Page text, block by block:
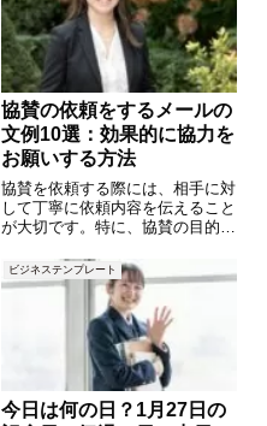
とができます。本記事では、お礼
の文例を10個ご紹介するととも
協賛の依頼をするメールの
文例10選：効果的に協力を
お願いする方法
協賛を依頼する際には、相手に対
して丁寧に依頼内容を伝えること
が大切です。特に、協賛の目的や
えることで、相手も快く協力しや
すくなります。この記事では、協
賛の依頼をする際に使えるメール
の文例を10個ご紹介します。分
ビジネステンプレート
今日は何の日？1月27日の